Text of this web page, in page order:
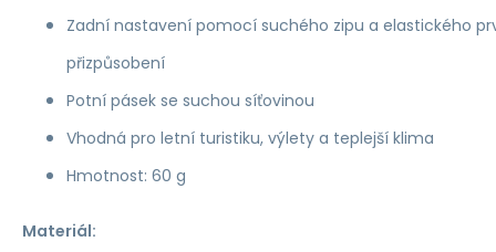
Zadní nastavení pomocí suchého zipu a elastického
přizpůsobení
Potní pásek se suchou síťovinou
Vhodná pro letní turistiku, výlety a teplejší klima
Hmotnost: 60 g
Materiál: